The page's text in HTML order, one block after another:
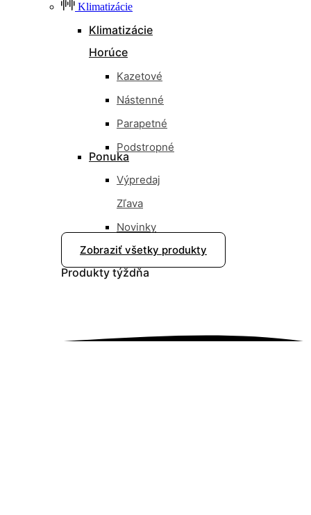
Klimatizácie
Klimatizácie
Horúce
Kazetové
Nástenné
Parapetné
Podstropné
Ponuka
Výpredaj
Zľava
Novinky
Nové
Zobraziť všetky produkty
Produkty týždňa